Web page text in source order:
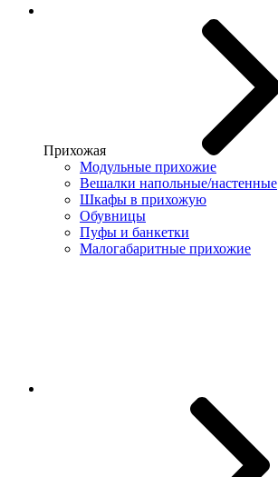
Прихожая
Модульные прихожие
Вешалки напольные/настенные
Шкафы в прихожую
Обувницы
Пуфы и банкетки
Малогабаритные прихожие